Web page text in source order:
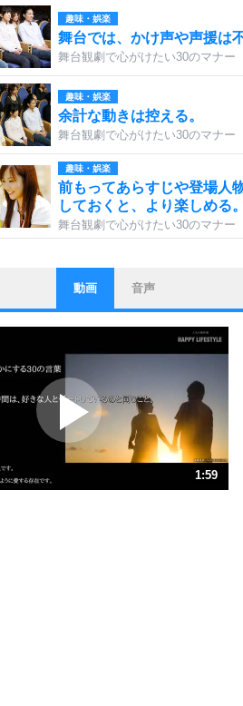
趣味・娯楽
舞台では、かけ声や声援は不
舞台観劇で心がけたい30のマナー
趣味・娯楽
余計な動きは控える。
舞台観劇で心がけたい30のマナー
趣味・娯楽
前もってあらすじや登場人
しておくと、より楽しめる。
舞台観劇で心がけたい30のマナー
ストレス対策
他人と比べない。
いっそのこと、他人を見ない
ポジティブになれない原因
しないから。
ポジティブ思考になる30の方法
ストレス対策
動画 音声
1:59